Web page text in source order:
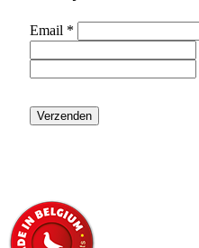
Email *
Verzenden